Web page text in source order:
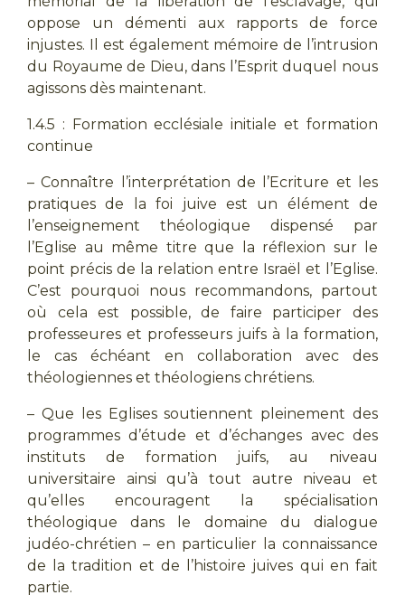
oppose un démenti aux rapports de force
injustes. Il est également mémoire de l’intrusion
du Royaume de Dieu, dans l’Esprit duquel nous
agissons dès maintenant.
1.4.5 : Formation ecclésiale initiale et formation
continue
– Connaître l’interprétation de l’Ecriture et les
pratiques de la foi juive est un élément de
l’enseignement théologique dispensé par
l’Eglise au même titre que la réflexion sur le
point précis de la relation entre Israël et l’Eglise.
C’est pourquoi nous recommandons, partout
où cela est possible, de faire participer des
professeures et professeurs juifs à la formation,
le cas échéant en collaboration avec des
théologiennes et théologiens chrétiens.
– Que les Eglises soutiennent pleinement des
programmes d’étude et d’échanges avec des
instituts de formation juifs, au niveau
universitaire ainsi qu’à tout autre niveau et
qu’elles encouragent la spécialisation
théologique dans le domaine du dialogue
judéo-chrétien – en particulier la connaissance
de la tradition et de l’histoire juives qui en fait
partie.